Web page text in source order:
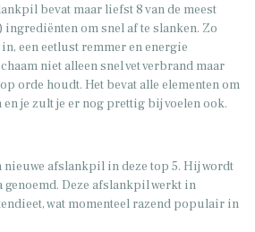
bevat maar liefst 8 van de meest
om snel af te slanken. Zo
een eetlust remmer en energie
niet alleen snel vet verbrand maar
orde houdt. Het bevat alle elementen om
je zult je er nog prettig bij voelen ook.
nieuwe afslankpil in deze top 5. Hij wordt
genoemd. Deze afslankpil werkt in
wat momenteel razend populair in